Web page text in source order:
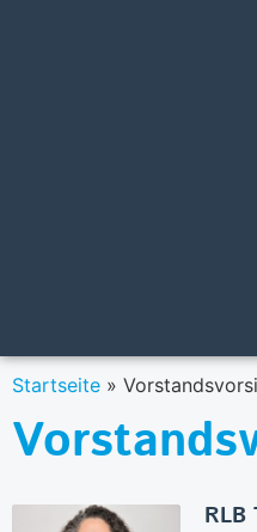
Startseite »
RLB